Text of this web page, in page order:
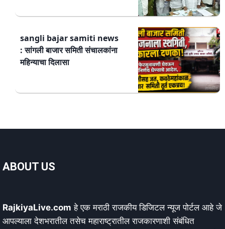
sangli bajar samiti news
: सांगली बाजार समिती संचालकांना
महिन्याचा दिलासा
ABOUT US
RajkiyaLive.com हे एक मराठी राजकीय डिजिटल न्यूज पोर्टल आहे जे
आपल्याला देशभरातील तसेच महाराष्ट्रातील राजकारणाशी संबंधित